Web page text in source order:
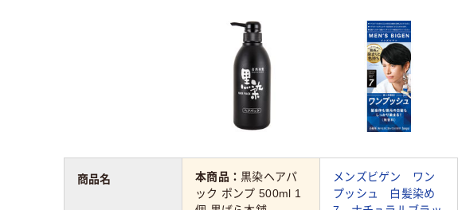
本商品： 黒染ヘアパ
ック ポンプ 500ml 1
メンズビゲン ワン
プッシュ 白髪染め
商品名